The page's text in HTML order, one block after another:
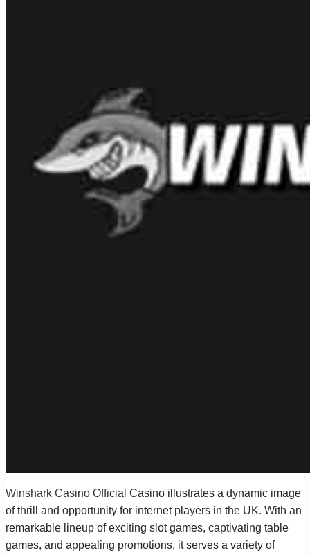
Winshark Casino Official Casino illustrates a dynamic image
of thrill and opportunity for internet players in the UK. With an
remarkable lineup of exciting slot games, captivating table
games, and appealing promotions, it serves a variety of